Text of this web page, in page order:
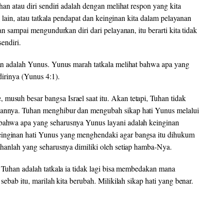
atau diri sendiri adalah dengan melihat respon yang kita
atau tatkala pendapat dan keinginan kita dalam pelayanan
sampai mengundurkan diri dari pelayanan, itu berarti kita tidak
Yunus. Yunus marah tatkala melihat bahwa apa yang
(Yunus 4:1).
besar bangsa Israel saat itu. Akan tetapi, Tuhan tidak
Tuhan menghibur dan mengubah sikap hati Yunus melalui
apa yang seharusnya Yunus layani adalah keinginan
hati Yunus yang menghendaki agar bangsa itu dihukum
yang seharusnya dimiliki oleh setiap hamba-Nya.
adalah tatkala ia tidak lagi bisa membedakan mana
itu, marilah kita berubah. Milikilah sikap hati yang benar.